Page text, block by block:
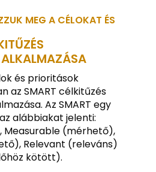
MEG A CÉLOKAT ÉS
ALKALMAZÁSA
és prioritások
az SMART célkitűzés
Az SMART egy
alábbiakat jelenti:
Measurable (mérhető),
Relevant (releváns)
kötött).